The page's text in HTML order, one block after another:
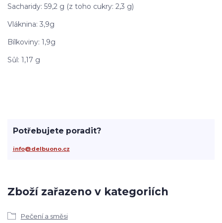
Sacharidy: 59,2 g (z toho cukry: 2,3 g)
Vláknina: 3,9g
Bílkoviny: 1,9g
Sůl: 1,17 g
Zboží zařazeno v kategoriích
Pečení a směsi
Potřebujete poradit?
info@delbuono.cz